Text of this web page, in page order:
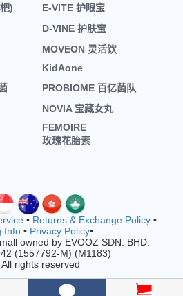
)
E-VITE 护眼宝
D-VINE 护肤宝
MOVEON 灵活饮
KidAone
PROBIOME 百亿菌队
NOVIA 宝藏女丸
FEMOIRE
玫瑰花胎素
• Returns & Exchange Policy•
Info • Privacy Policy•
owned by EVOOZ SDN. BHD.
(1557792-M) (M1183)
rights reserved